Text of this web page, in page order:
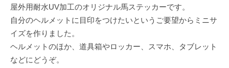
屋外用耐水UV加工のオリジナル馬ステッカーです。
自分のヘルメットに目印をつけたいというご要望からミニサ
イズを作りました。
ヘルメットのほか、道具箱やロッカー、スマホ、タブレット
などにどうぞ。